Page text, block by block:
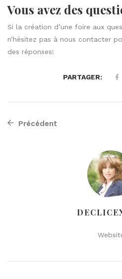
Vous avez des
Si la création d’une foire aux
n’hésitez pas à nous contacter
des réponses!
PARTAGER:
Précédent